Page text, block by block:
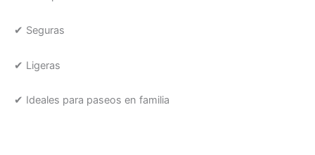
✔ Seguras
✔ Ligeras
✔ Ideales para paseos en familia